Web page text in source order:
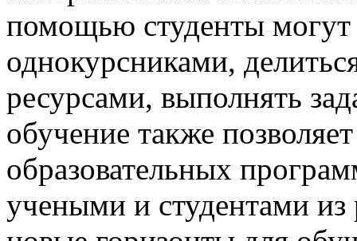
помощью студенты могут
однокурсниками,
ресурсами, выполнять
обучение также
образовательных
учеными и студентами из